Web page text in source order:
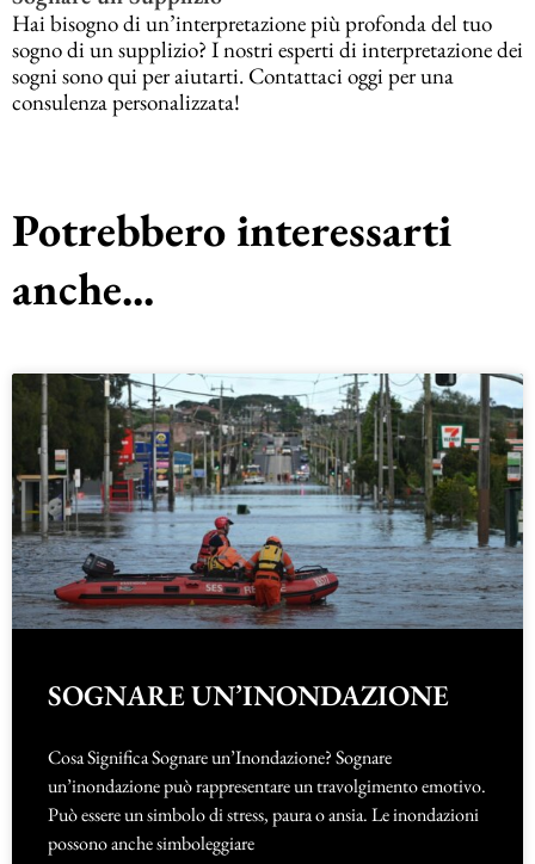
Hai bisogno di un’interpretazione più profonda del tuo
sogno di un supplizio? I nostri esperti di interpretazione dei
sogni sono qui per aiutarti. Contattaci oggi per una
consulenza personalizzata!
Potrebbero interessarti
anche...
SOGNARE UN’INONDAZIONE
Cosa Significa Sognare un’Inondazione? Sognare
un’inondazione può rappresentare un travolgimento emotivo.
Può essere un simbolo di stress, paura o ansia. Le inondazioni
possono anche simboleggiare